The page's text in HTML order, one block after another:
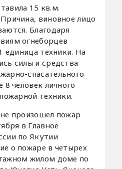
15 кв.м.
виновное лицо
Благодаря
огнеборцев
единица техники. На
силы и средства
спасательного
8 человек личного
техники.
произошел пожар
в Главное
по Якутии
о пожаре в четырех
жилом доме по